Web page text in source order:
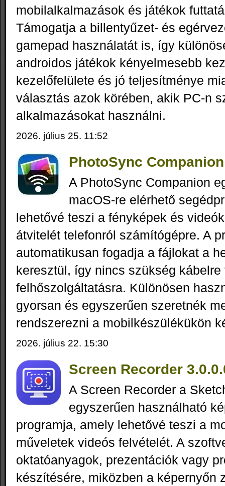
mobilalkalmazások és játékok
Támogatja a billentyűzet- és
gamepad használatát is, így
androidos játékok kényelmesebb
kezelőfelülete és jó teljesítménye
választás azok körében, akik PC-n
alkalmazásokat használni.
2026. július 25. 11:52
PhotoSync
A PhotoSync Companion
macOS-re elérhető
lehetővé teszi a fényképek és
átvitelét telefonról számítógépre. A
automatikusan fogadja a fájlokat a
keresztül, így nincs szükség kábelre
felhőszolgáltatásra. Különösen
gyorsan és egyszerűen szeretnék
rendszerezni a mobilkészülékükön
2026. július 22. 15:30
Screen Recorder
A Screen Recorder a
egyszerűen használható
programja, amely lehetővé teszi a
műveletek videós felvételét. A
oktatóanyagok, prezentációk vagy
készítésére, miközben a képernyőn